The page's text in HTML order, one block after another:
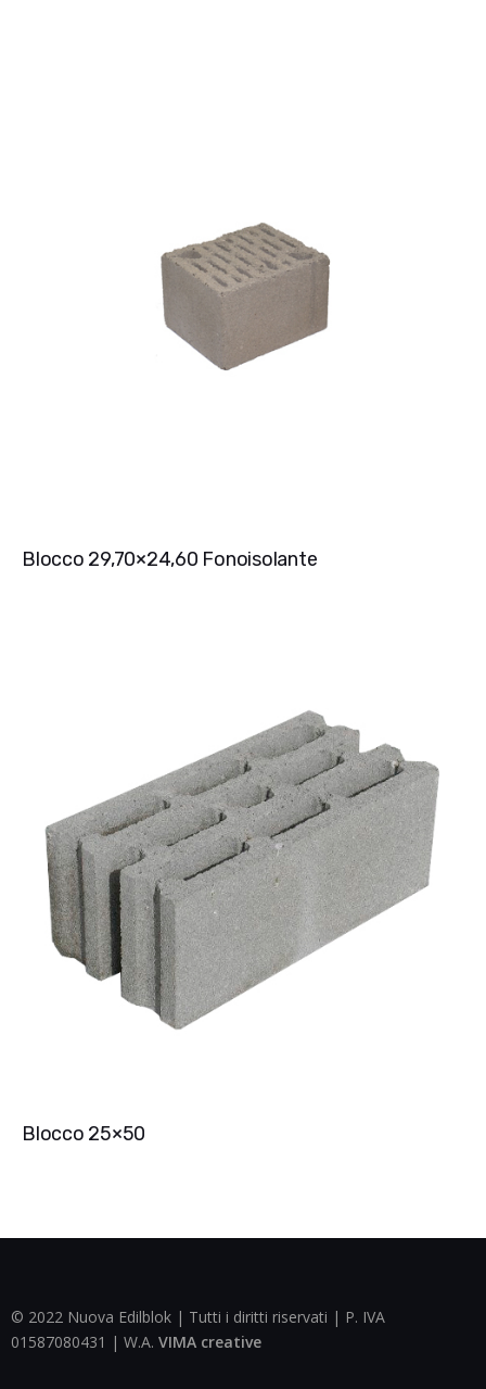
Blocco 29,70×24,60 Fonoisolante
Blocco 25×50
© 2022 Nuova Edilblok | Tutti i diritti riservati | P. IVA
01587080431 | W.A. VIMA creative